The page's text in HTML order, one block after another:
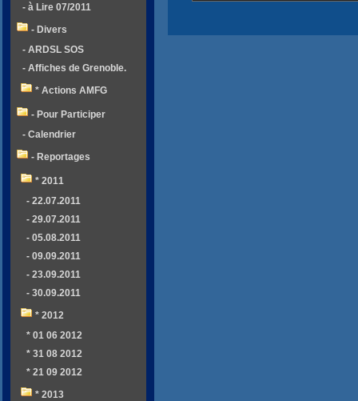
- à Lire 07/2011
- Divers
- ARDSL SOS
- Affiches de Grenoble.
* Actions AMFG
- Pour Participer
- Calendrier
- Reportages
* 2011
- 22.07.2011
- 29.07.2011
- 05.08.2011
- 09.09.2011
- 23.09.2011
- 30.09.2011
* 2012
* 01 06 2012
* 31 08 2012
* 21 09 2012
* 2013